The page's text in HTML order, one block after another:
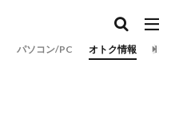
パソコン/PC オトク情報 旅